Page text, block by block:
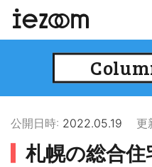
公開日時: 2022.05.19 更
札幌の総合